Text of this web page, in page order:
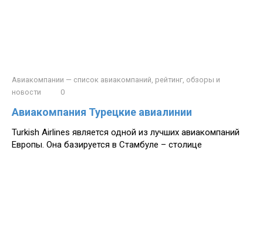
Авиакомпании — список авиакомпаний, рейтинг, обзоры и
новости
0
Авиакомпания Турецкие авиалинии
Turkish Airlines является одной из лучших авиакомпаний
Европы. Она базируется в Стамбуле – столице